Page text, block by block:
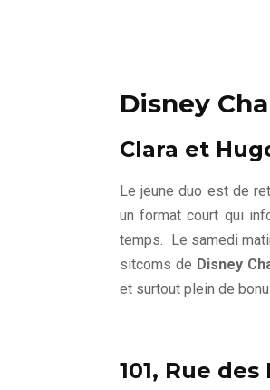
Disney
Clara et
Le jeune duo est de
un format court qui
temps. Le samedi
sitcoms de Disney
et surtout plein de
101, Rue